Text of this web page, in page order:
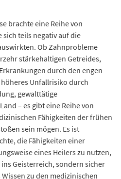
brachte eine Reihe von
teils negativ auf die
Ob Zahnprobleme
stärkehaltigen Getreides,
durch den engen
Unfallrisiko durch
gewalttätige
– es gibt eine Reihe von
Fähigkeiten der frühen
sein mögen. Es ist
die Fähigkeiten einer
eines Heilers zu nutzen,
Geisterreich, sondern sicher
zu den medizinischen